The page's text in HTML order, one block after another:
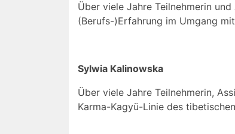
Über viele Jahre Teilnehmerin
(Berufs-)Erfahrung im Umgang
Sylwia Kalinowska
Über viele Jahre Teilnehmerin,
Karma-Kagyü-Linie des